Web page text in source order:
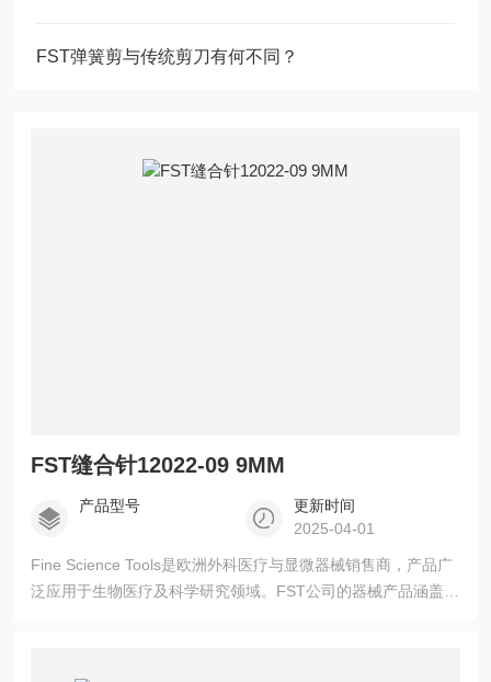
FST弹簧剪与传统剪刀有何不同？
FST缝合针12022-09 9MM
产品型号
更新时间
2025-04-01
Fine Science Tools是欧洲外科医疗与显微器械销售商，产品广
泛应用于生物医疗及科学研究领域。FST公司的器械产品涵盖各